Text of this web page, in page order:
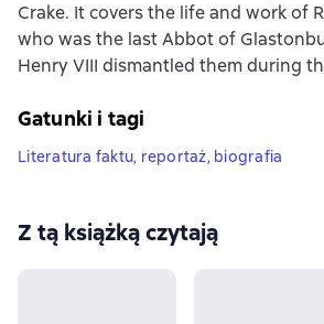
Crake. It covers the life and work of
who was the last Abbot of
Henry VIII dismantled them during
Gatunki i tagi
Literatura faktu, reportaż, biografia
Z tą książką czytają